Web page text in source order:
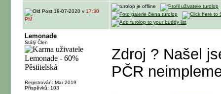
19-07-2020 v 17:30
PM
Lemonade
Stálý Člen
Registrován: Mar 2019
Příspěvků: 103
Zdroj ? Našel
PČR